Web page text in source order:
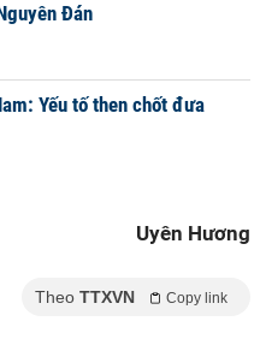
Đán
Yếu tố then chốt đưa
Uyên Hương
Theo TTXVN Copy link